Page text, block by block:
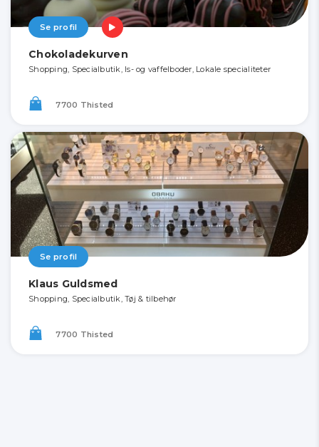
Se profil
Chokoladekurven
Shopping, Specialbutik, Is- og vaffelboder, Lokale specialiteter
7700 Thisted
Se profil
Klaus Guldsmed
Shopping, Specialbutik, Tøj & tilbehør
7700 Thisted